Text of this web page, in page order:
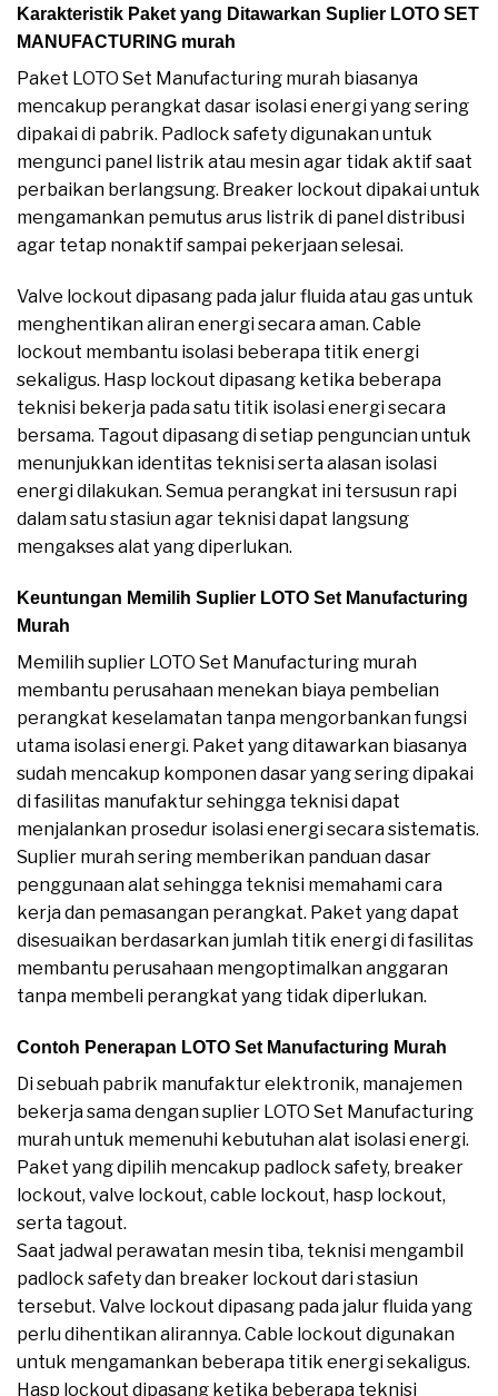
Karakteristik Paket yang Ditawarkan Suplier LOTO SET
MANUFACTURING murah
Paket LOTO Set Manufacturing murah biasanya
mencakup perangkat dasar isolasi energi yang sering
dipakai di pabrik. Padlock safety digunakan untuk
mengunci panel listrik atau mesin agar tidak aktif saat
perbaikan berlangsung. Breaker lockout dipakai untuk
mengamankan pemutus arus listrik di panel distribusi
agar tetap nonaktif sampai pekerjaan selesai.
Valve lockout dipasang pada jalur fluida atau gas untuk
menghentikan aliran energi secara aman. Cable
lockout membantu isolasi beberapa titik energi
sekaligus. Hasp lockout dipasang ketika beberapa
teknisi bekerja pada satu titik isolasi energi secara
bersama. Tagout dipasang di setiap penguncian untuk
menunjukkan identitas teknisi serta alasan isolasi
energi dilakukan. Semua perangkat ini tersusun rapi
dalam satu stasiun agar teknisi dapat langsung
mengakses alat yang diperlukan.
Keuntungan Memilih Suplier LOTO Set Manufacturing
Murah
Memilih suplier LOTO Set Manufacturing murah
membantu perusahaan menekan biaya pembelian
perangkat keselamatan tanpa mengorbankan fungsi
utama isolasi energi. Paket yang ditawarkan biasanya
sudah mencakup komponen dasar yang sering dipakai
di fasilitas manufaktur sehingga teknisi dapat
menjalankan prosedur isolasi energi secara sistematis.
Suplier murah sering memberikan panduan dasar
penggunaan alat sehingga teknisi memahami cara
kerja dan pemasangan perangkat. Paket yang dapat
disesuaikan berdasarkan jumlah titik energi di fasilitas
membantu perusahaan mengoptimalkan anggaran
tanpa membeli perangkat yang tidak diperlukan.
Contoh Penerapan LOTO Set Manufacturing Murah
Di sebuah pabrik manufaktur elektronik, manajemen
bekerja sama dengan suplier LOTO Set Manufacturing
murah untuk memenuhi kebutuhan alat isolasi energi.
Paket yang dipilih mencakup padlock safety, breaker
lockout, valve lockout, cable lockout, hasp lockout,
serta tagout.
Saat jadwal perawatan mesin tiba, teknisi mengambil
padlock safety dan breaker lockout dari stasiun
tersebut. Valve lockout dipasang pada jalur fluida yang
perlu dihentikan alirannya. Cable lockout digunakan
untuk mengamankan beberapa titik energi sekaligus.
Hasp lockout dipasang ketika beberapa teknisi